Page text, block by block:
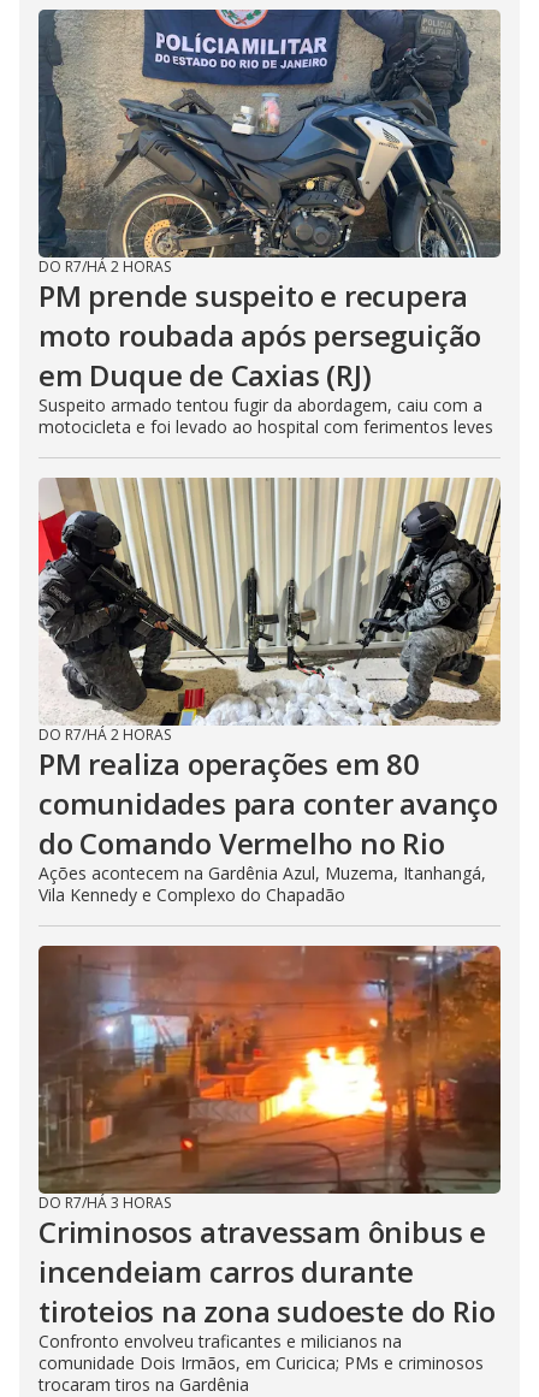
DO R7/HÁ 2 HORAS
PM prende suspeito e recupera
moto roubada após perseguição
em Duque de Caxias (RJ)
Suspeito armado tentou fugir da abordagem, caiu com a
motocicleta e foi levado ao hospital com ferimentos leves
DO R7/HÁ 2 HORAS
PM realiza operações em 80
comunidades para conter avanço
do Comando Vermelho no Rio
Ações acontecem na Gardênia Azul, Muzema, Itanhangá,
Vila Kennedy e Complexo do Chapadão
DO R7/HÁ 3 HORAS
Criminosos atravessam ônibus e
incendeiam carros durante
tiroteios na zona sudoeste do Rio
Confronto envolveu traficantes e milicianos na
comunidade Dois Irmãos, em Curicica; PMs e criminosos
trocaram tiros na Gardênia